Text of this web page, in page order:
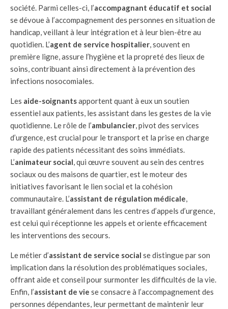
société. Parmi celles-ci, l’accompagnant éducatif et social
se dévoue à l’accompagnement des personnes en situation de
handicap, veillant à leur intégration et à leur bien-être au
quotidien. L’agent de service hospitalier , souvent en
première ligne, assure l’hygiène et la propreté des lieux de
soins, contribuant ainsi directement à la prévention des
infections nosocomiales.
Les aide-soignantsapportent quant à eux un soutien
essentiel aux patients, les assistant dans les gestes de la vie
quotidienne. Le rôle de l’ambulancier , pivot des services
d’urgence, est crucial pour le transport et la prise en charge
rapide des patients nécessitant des soins immédiats.
L’animateur social , qui œuvre souvent au sein des centres
sociaux ou des maisons de quartier, est le moteur des
initiatives favorisant le lien social et la cohésion
communautaire. L’assistant de régulation médicale
travaillant généralement dans les centres d’appels d’urgence,
est celui qui réceptionne les appels et oriente efficacement
les interventions des secours.
Le métier d’assistant de service social se distingue par son
implication dans la résolution des problématiques sociales,
offrant aide et conseil pour surmonter les difficultés de la vie.
Enfin, l’assistant de vie se consacre à l’accompagnement des
personnes dépendantes, leur permettant de maintenir leur